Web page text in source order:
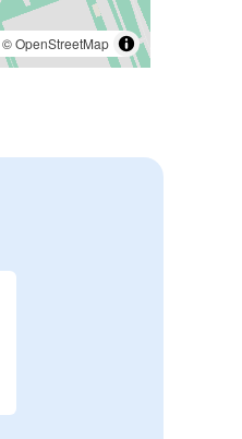
©OpenStreetMap